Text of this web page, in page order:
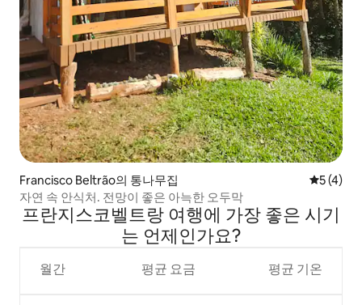
Francisco Beltrão의 통나무집 평점 5점
5 (4)
자연 속 안식처. 전망이 좋은 아늑한 오두막
프란지스코벨트랑 여행에 가장 좋은 시기
는 언제인가요?
월간 평균 요금 평균 기온